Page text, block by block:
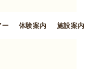
ー 体験案内 施設案内